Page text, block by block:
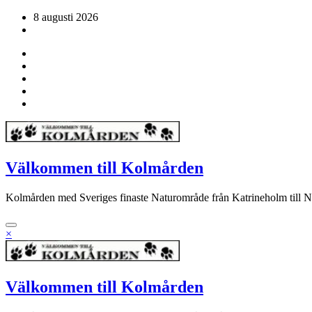
Hoppa8 augusti 2026
Välkommen till Kolmården
Kolmården med Sveriges finaste Naturområde från Katrineholm till
×
Välkommen till Kolmården